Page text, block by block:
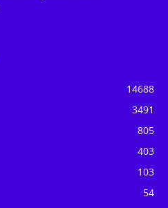
14688
3491
805
403
103
54